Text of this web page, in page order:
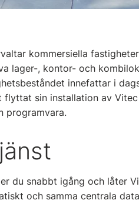
kommersiella
lager-, kontor- och
innefattar i
flyttat sin installation av
programvara.
du snabbt igång och låter
och samma centrala